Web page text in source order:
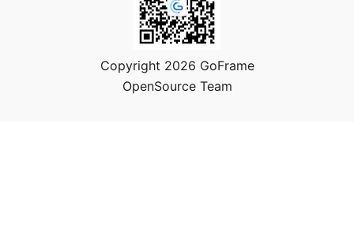
Copyright 2026 GoFrame
OpenSource Team